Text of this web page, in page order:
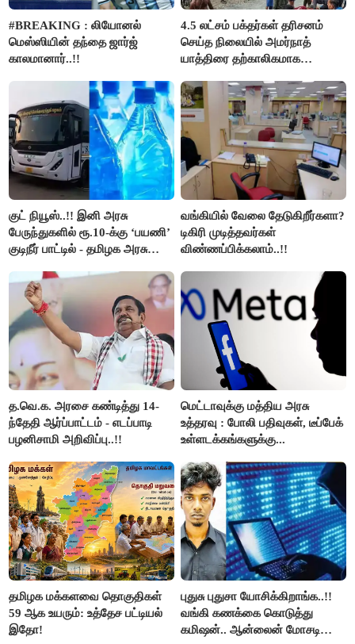
#BREAKING : லியோனல்
மெஸ்ஸியின் தந்தை ஜார்ஜ்
காலமானார்..!!
4.5 லட்சம் பக்தர்கள் தரிசனம்
செய்த நிலையில் அமர்நாத்
யாத்திரை தற்காலிகமாக
குட் நியூஸ்..!! இனி அரசு
பேருந்துகளில் ரூ.10-க்கு ‘பயணி’
குடிநீர் பாட்டில் - தமிழக அரசு
வங்கியில் வேலை தேடுகிறீர்களா?
டிகிரி முடித்தவர்கள்
விண்ணப்பிக்கலாம்..!!
த.வெ.க. அரசை கண்டித்து 14-
ந்தேதி ஆர்ப்பாட்டம் - எடப்பாடி
பழனிசாமி அறிவிப்பு..!!
மெட்டாவுக்கு மத்திய அரசு
உத்தரவு : போலி பதிவுகள், டீப்பேக்
உள்ளடக்கங்களுக்கு...
தமிழக மக்களவை தொகுதிகள்
59 ஆக உயரும்: உத்தேச பட்டியல்
இதோ!
புதுசு புதுசா யோசிக்கிறாங்க..!!
வங்கி கணக்கை கொடுத்து
கமிஷன்.. ஆன்லைன் மோசடி